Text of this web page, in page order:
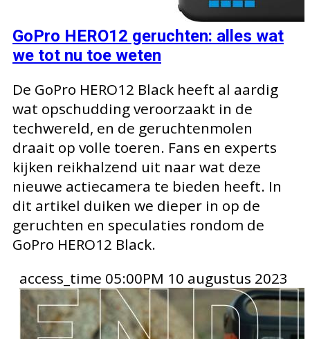
GoPro HERO12 geruchten: alles wat
we tot nu toe weten
De GoPro HERO12 Black heeft al aardig
wat opschudding veroorzaakt in de
techwereld, en de geruchtenmolen
draait op volle toeren. Fans en experts
kijken reikhalzend uit naar wat deze
nieuwe actiecamera te bieden heeft. In
dit artikel duiken we dieper in op de
geruchten en speculaties rondom de
GoPro HERO12 Black.
access_time 05:00PM 10 augustus 2023